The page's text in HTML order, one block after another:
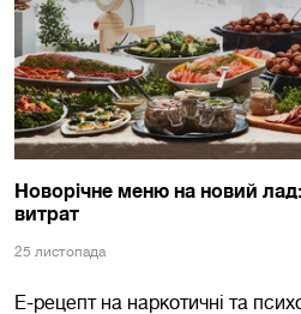
Новорічне меню на новий
витрат
25 листопада
Е-рецепт на наркотичні та